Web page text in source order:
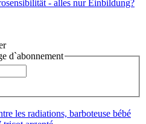
- alles nur Einbildung?
d`abonnement